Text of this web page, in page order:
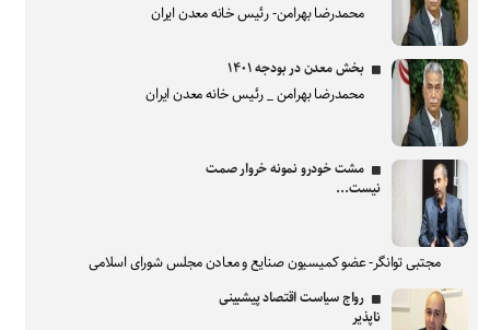
محمدرضا بهرامن- رئیس خانه معدن ایران
بخش معدن در بودجه ۱۴۰۱
محمدرضا بهرامن _ رئیس خانه معدن ایران
مشت خودرو نمونه خروار صمت
نیست...
مجتبی توانگر- عضو کمیسیون صنایع و معادن مجلس شورای اسلامی
رواج سیاست اقتصاد پیشبینی
ناپذیر